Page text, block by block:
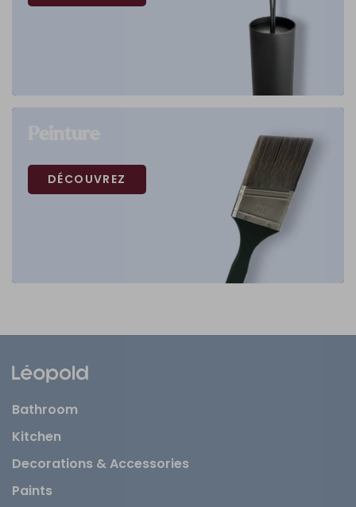
DÉCOUVREZ
Bathroom
Kitchen
Decorations & Accessories
Paints